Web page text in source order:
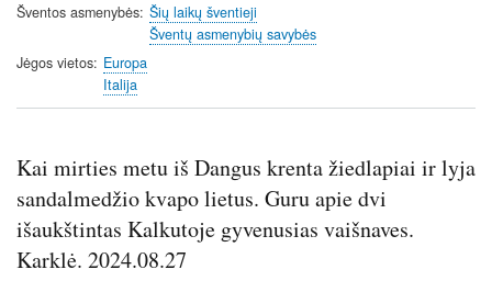
Šventos asmenybės Šių laikų šventieji
Šventų asmenybių savybės
Jėgos vietos Europa
Italija
Kai mirties metu iš Dangus krenta žiedlapiai ir lyja
sandalmedžio kvapo lietus. Guru apie dvi
išaukštintas Kalkutoje gyvenusias vaišnaves.
Karklė. 2024.08.27